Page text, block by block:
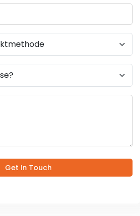
Get In Touch